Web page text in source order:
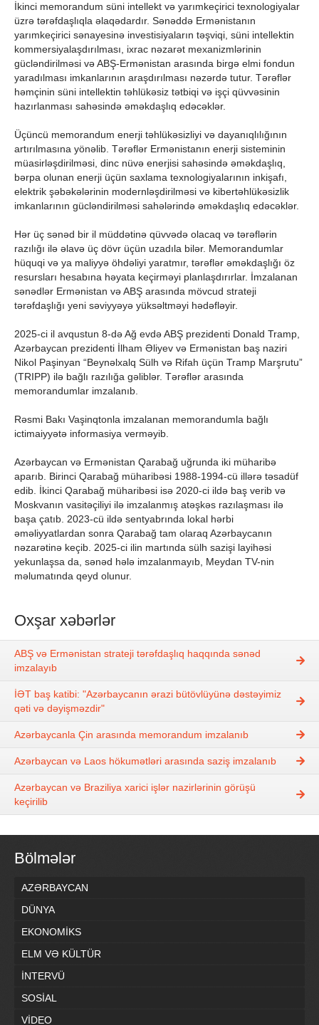
İkinci memorandum süni intellekt və yarımkeçirici texnologiyalar
üzrə tərəfdaşlıqla əlaqədardır. Sənəddə Ermənistanın
yarımkeçirici sənayesinə investisiyaların təşviqi, süni intellektin
kommersiyalaşdırılması, ixrac nəzarət mexanizmlərinin
gücləndirilməsi və ABŞ-Ermənistan arasında birgə elmi fondun
yaradılması imkanlarının araşdırılması nəzərdə tutur. Tərəflər
həmçinin süni intellektin təhlükəsiz tətbiqi və işçi qüvvəsinin
hazırlanması sahəsində əməkdaşlıq edəcəklər.
Üçüncü memorandum enerji təhlükəsizliyi və dayanıqlılığının
artırılmasına yönəlib. Tərəflər Ermənistanın enerji sisteminin
müasirləşdirilməsi, dinc nüvə enerjisi sahəsində əməkdaşlıq,
bərpa olunan enerji üçün saxlama texnologiyalarının inkişafı,
elektrik şəbəkələrinin modernləşdirilməsi və kibertəhlükəsizlik
imkanlarının gücləndirilməsi sahələrində əməkdaşlıq edəcəklər.
Hər üç sənəd bir il müddətinə qüvvədə olacaq və tərəflərin
razılığı ilə əlavə üç dövr üçün uzadıla bilər. Memorandumlar
hüquqi və ya maliyyə öhdəliyi yaratmır, tərəflər əməkdaşlığı öz
resursları hesabına həyata keçirməyi planlaşdırırlar. İmzalanan
sənədlər Ermənistan və ABŞ arasında mövcud strateji
tərəfdaşlığı yeni səviyyəyə yüksəltməyi hədəfləyir.
2025-ci il avqustun 8-də Ağ evdə ABŞ prezidenti Donald Tramp,
Azərbaycan prezidenti İlham Əliyev və Ermənistan baş naziri
Nikol Paşinyan “Beynəlxalq Sülh və Rifah üçün Tramp Marşrutu”
(TRIPP) ilə bağlı razılığa gəliblər. Tərəflər arasında
memorandumlar imzalanıb.
Rəsmi Bakı Vaşinqtonla imzalanan memorandumla bağlı
ictimaiyyətə informasiya verməyib.
Azərbaycan və Ermənistan Qarabağ uğrunda iki müharibə
aparıb. Birinci Qarabağ müharibəsi 1988-1994-cü illərə təsadüf
edib. İkinci Qarabağ müharibəsi isə 2020-ci ildə baş verib və
Moskvanın vasitəçiliyi ilə imzalanmış atəşkəs razılaşması ilə
başa çatıb. 2023-cü ildə sentyabrında lokal hərbi
əməliyyatlardan sonra Qarabağ tam olaraq Azərbaycanın
nəzarətinə keçib. 2025-ci ilin martında sülh sazişi layihəsi
yekunlaşsa da, sənəd hələ imzalanmayıb, Meydan TV-nin
məlumatında qeyd olunur.
Oxşar xəbərlər
ABŞ və Ermənistan strateji tərəfdaşlıq haqqında sənəd
imzalayıb
İƏT baş katibi: "Azərbaycanın ərazi bütövlüyünə dəstəyimiz
qəti və dəyişməzdir"
Azərbaycanla Çin arasında memorandum imzalanıb
Azərbaycan və Laos hökumətləri arasında saziş imzalanıb
Azərbaycan və Braziliya xarici işlər nazirlərinin görüşü
keçirilib
Bölmələr
AZƏRBAYCAN
DÜNYA
EKONOMİKS
ELM VƏ KÜLTÜR
İNTERVÜ
SOSİAL
VİDEO